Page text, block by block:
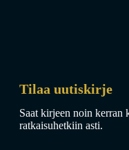
Tilaa uutiskirje
Saat kirjeen noin kerran
ratkaisuhetkiin asti.